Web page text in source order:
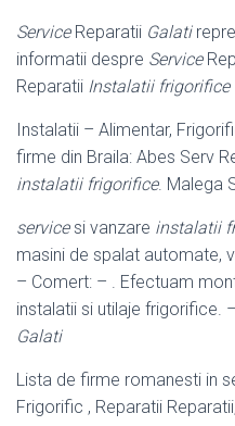
ServiceReparatii Galati
informatii despre Service
Reparatii Instalatii frigorifice
Instalatii – Alimentar,
firme din Braila: Abes Serv
instalatii frigorifice. Malega
servicesi vanzare instalatii
masini de spalat automate,
– Comert: – . Efectuam
instalatii si utilaje frigorifice.
Galati
Lista de firme romanesti in
Frigorific , Reparatii Reparatii,